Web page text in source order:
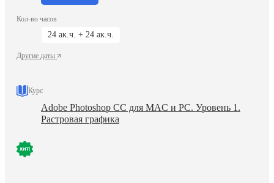
Кол-во часов
24 ак.ч. + 24 ак.ч.
Другие даты
Курс
Adobe Photoshop CC для MAC и PC. Уровень 1.
Растровая графика